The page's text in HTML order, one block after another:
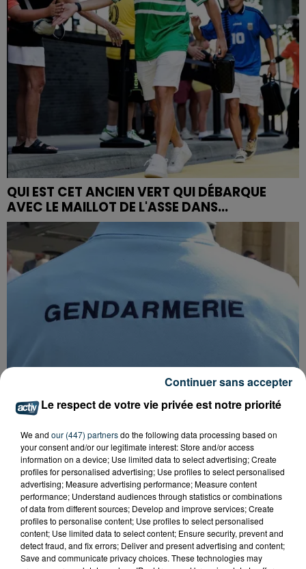
QUI EST CET ANCIEN VERT QUI DÉBARQUE
AVEC LE MAILLOT DE L'ASSE DANS...
FOREZTIVAL : DROGUÉ ET TENANT DES
PROPOS DÉPLACÉS, UN FESTIVALIER A...
Le respect de votre vie privée est notre priorité
We and our (447) partnersdo the following data processing based on
your consent and/or our legitimate interest: Store and/or access
information on a device; Use limited data to select advertising; Create
profiles for personalised advertising; Use profiles to select personalised
advertising; Measure advertising performance; Measure content
performance; Understand audiences through statistics or combinations
of data from different sources; Develop and improve services; Create
profiles to personalise content; Use profiles to select personalised
content; Use limited data to select content; Ensure security, prevent and
detect fraud, and fix errors; Deliver and present advertising and content;
Save and communicate privacy choices. These technologies may
Continuer sans accepter